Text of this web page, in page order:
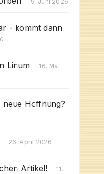
9. Juni 2026
- kommt dann
Linum
16. Mai
neue Hoffnung?
26. April 2026
Artikel!
11.